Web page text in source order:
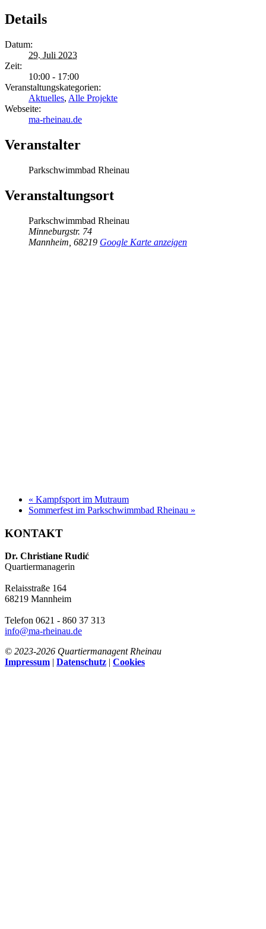
Details
Datum:
29. Juli 2023
Zeit:
10:00 - 17:00
Veranstaltungskategorien:
Aktuelles, Alle Projekte
Webseite:
ma-rheinau.de
Veranstalter
Parkschwimmbad Rheinau
Veranstaltungsort
Parkschwimmbad Rheinau
Minneburgstr. 74
Mannheim 68219 Google Karte anzeigen
« Kampfsport im Mutraum
Sommerfest im Parkschwimmbad Rheinau »
KONTAKT
Dr. Christiane Rudić
Quartiermanagerin
Relaisstraße 164
68219 Mannheim
Telefon 0621 - 860 37 313
info@ma-rheinau.de
© 2023-2026 Quartiermanagent Rheinau
Impressum | Datenschutz | Cookies